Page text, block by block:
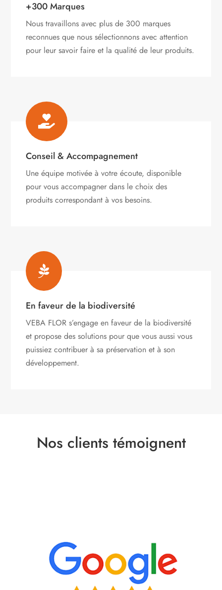
+300 Marques
Nous travaillons avec plus de 300 marques
reconnues que nous sélectionnons avec attention
pour leur savoir faire et la qualité de leur produits.

Conseil & Accompagnement
Une équipe motivée à votre écoute, disponible
pour vous accompagner dans le choix des
produits correspondant à vos besoins.

En faveur de la biodiversité
VEBA FLOR s’engageen faveur de la biodiversité
et propose des solutions pour que vous aussi vous
puissiez contribuer à sa préservation et à son
développement.
Nos clients témoignent